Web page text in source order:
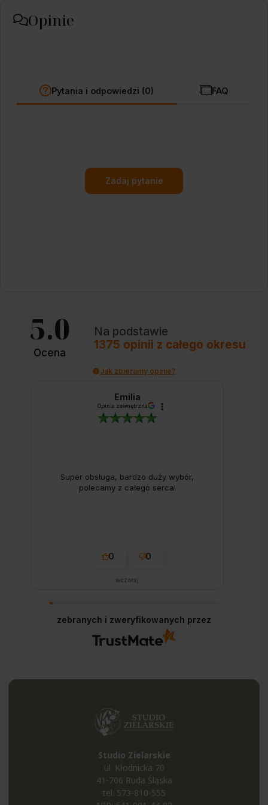
Opinie
Pytania i odpowiedzi (0) FAQ
Zadaj pytanie
5.0
Ocena
Na podstawie
1375 opinii z całego okresu
Jak zbieramy opinie?
Emilia
Opinia zewnętrzna
Super obsługa, bardzo duży wybór,
polecamy z całego serca!
0 0
wczoraj
zebranych i zweryfikowanych przez
Studio Zielarskie
ul. Kłodnicka 70
41-706 Ruda Śląska
tel. 573-810-555